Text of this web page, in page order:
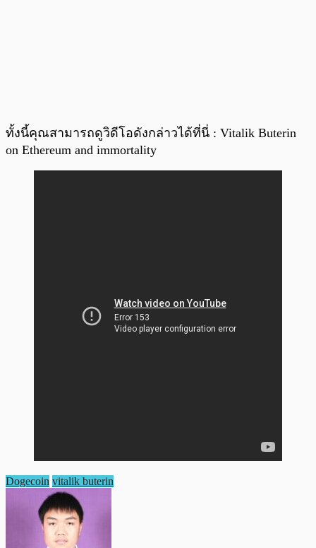
ทั้งนี้คุณสามารถดูวิดีโอดังกล่าวได้ที่นี่ : Vitalik Buterin
on Ethereum and immortality
Dogecoin vitalik buterin